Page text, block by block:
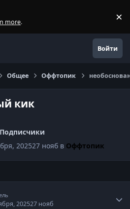
more. ×
Войти
Общее Оффтопик
кик
202527 нояб в Оффтопик
202527 нояб